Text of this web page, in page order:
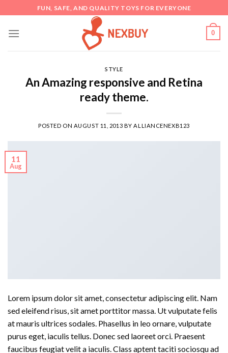
to
content
FUN, SAFE, AND QUALITY TOYS FOR EVERYONE
0
STYLE
An Amazing responsive and Retina
ready theme.
POSTED ON AUGUST 11, 2013 BY ALLIANCENEXB123
11
Aug
Lorem ipsum dolor sit amet, consectetur adipiscing elit. Nam
sed eleifend risus, sit amet porttitor massa. Ut vulputate felis
at mauris ultrices sodales. Phasellus in leo ornare, vulputate
purus eget, iaculis tellus. Donec sed laoreet orci. Praesent
faucibus feugiat velit a iaculis. Class aptent taciti sociosqu ad